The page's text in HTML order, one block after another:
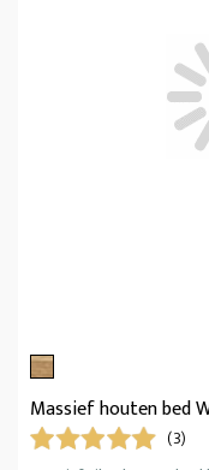
Massief houten bed
(3)